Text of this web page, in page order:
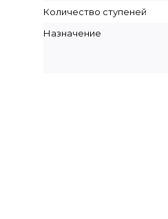
Количество ступеней
Назначение